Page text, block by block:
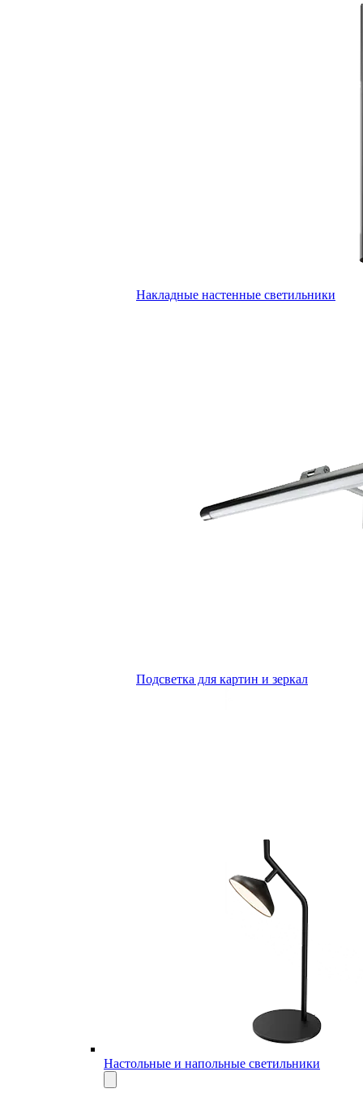
Накладные настенные светильники
Подсветка для картин и зеркал
Настольные и напольные светильники